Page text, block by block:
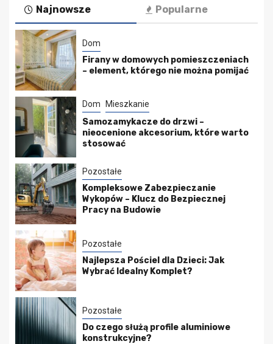
Najnowsze Popularne
Dom
Firany w domowych pomieszczeniach
– element, którego nie można pomijać
Dom Mieszkanie
Samozamykacze do drzwi –
nieocenione akcesorium, które warto
stosować
Pozostałe
Kompleksowe Zabezpieczanie
Wykopów – Klucz do Bezpiecznej
Pracy na Budowie
Pozostałe
Najlepsza Pościel dla Dzieci: Jak
Wybrać Idealny Komplet?
Pozostałe
Do czego służą profile aluminiowe
konstrukcyjne?